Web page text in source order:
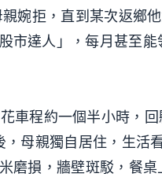
婉拒，直到某次返鄉
市達人」，每月甚至能
車程約一個半小時，回
母親獨自居住，生活
磨損，牆壁斑駁，餐桌